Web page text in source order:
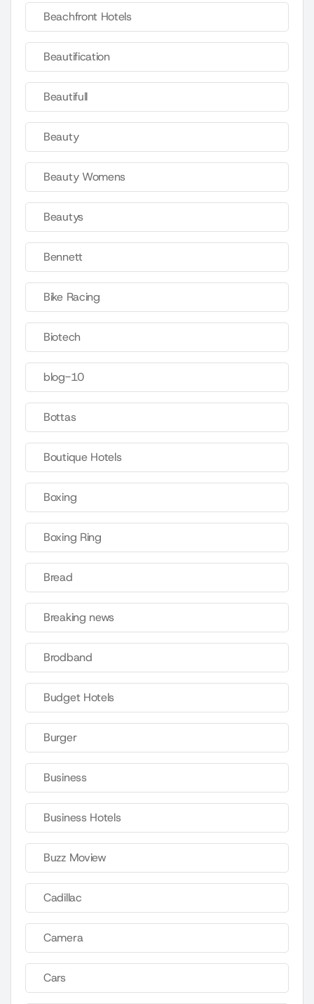
Beachfront Hotels
Beautification
Beautifull
Beauty
Beauty Womens
Beautys
Bennett
Bike Racing
Biotech
blog-10
Bottas
Boutique Hotels
Boxing
Boxing Ring
Bread
Breaking news
Brodband
Budget Hotels
Burger
Business
Business Hotels
Buzz Moview
Cadillac
Camera
Cars